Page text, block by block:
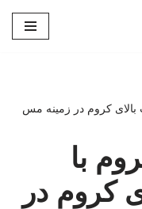
بالای کروم در زمینه مس
با
کروم در